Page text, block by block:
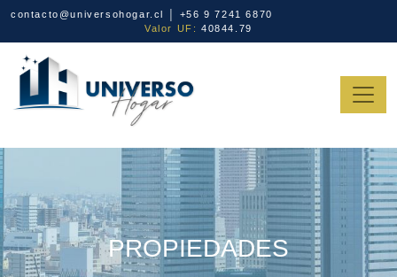
contacto@universohogar.cl │ +56 9 7241 6870
Valor UF:40844.79
PROPIEDADES